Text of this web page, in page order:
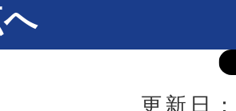
更新日